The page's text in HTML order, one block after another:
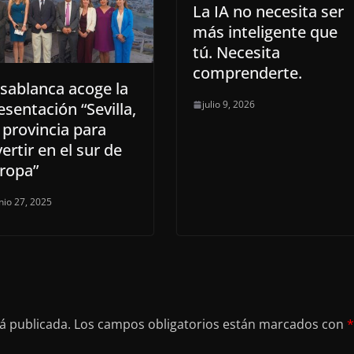
acoge la
“Sevilla,
para
en el sur de
27, 2025
La IA no necesita ser
más inteligente que
tú. Necesita
comprenderte.
julio 9, 2026
publicada. Los campos obligatorios están marcados con *